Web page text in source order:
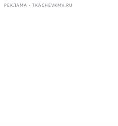
РЕКЛАМА • TKACHEVKMV.RU